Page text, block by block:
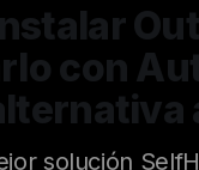
con
solución